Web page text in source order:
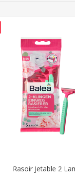
Rasoir Jetable 2